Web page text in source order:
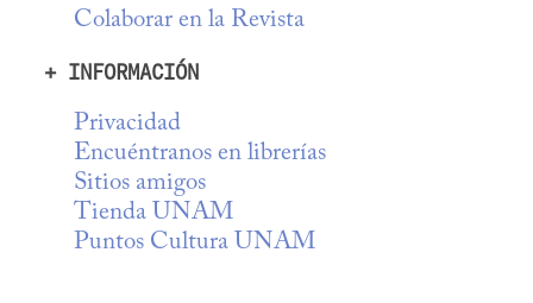
Colaborar en la Revista
+ INFORMACIÓN
Privacidad
Encuéntranos en librerías
Sitios amigos
Tienda UNAM
Puntos Cultura UNAM